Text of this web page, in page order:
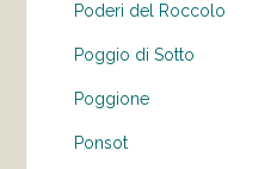
Poderi del Roccolo
Poggio di Sotto
Poggione
Ponsot